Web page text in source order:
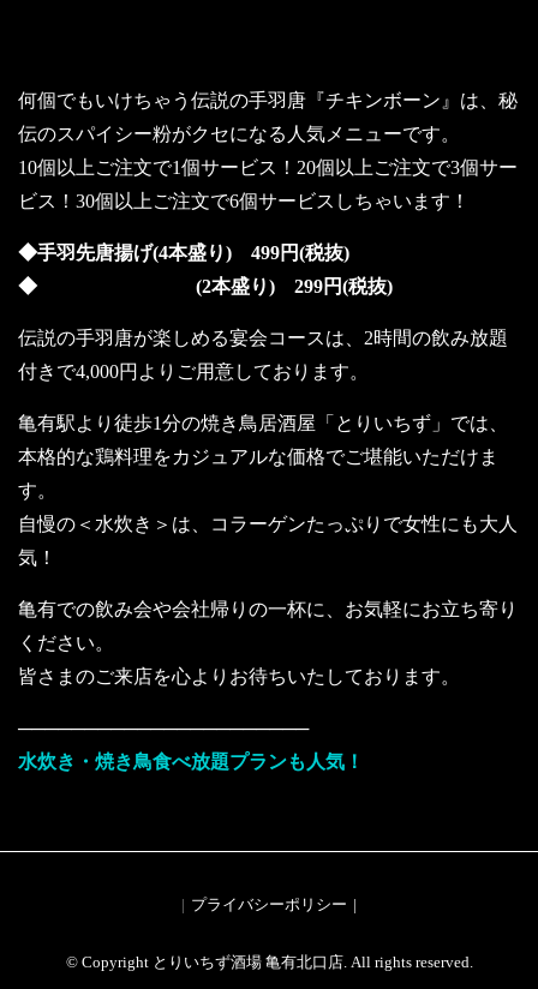
何個でもいけちゃう伝説の手羽唐『チキンボーン』は、秘
伝のスパイシー粉がクセになる人気メニューです。
10個以上ご注文で1個サービス！20個以上ご注文で3個サー
ビス！30個以上ご注文で6個サービスしちゃいます！
◆手羽先唐揚げ(4本盛り) 499円(税抜)
◆ (2本盛り) 299円(税抜)
伝説の手羽唐が楽しめる宴会コースは、2時間の飲み放題
付きで4,000円よりご用意しております。
亀有駅より徒歩1分の焼き鳥居酒屋「とりいちず」では、
本格的な鶏料理をカジュアルな価格でご堪能いただけま
す。
自慢の＜水炊き＞は、コラーゲンたっぷりで女性にも大人
気！
亀有での飲み会や会社帰りの一杯に、お気軽にお立ち寄り
ください。
皆さまのご来店を心よりお待ちいたしております。
──────────────────────
水炊き・焼き鳥食べ放題プランも人気！
プライバシーポリシー
© Copyright とりいちず酒場 亀有北口店. All rights reserved.